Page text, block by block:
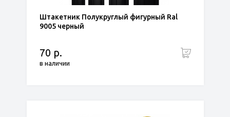
Штакетник Полукруглый фигурный Ral
9005 черный
70 р.
в наличии